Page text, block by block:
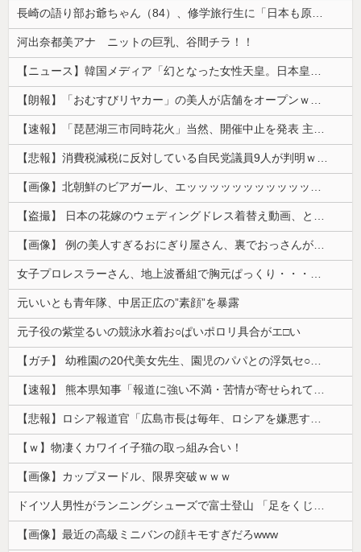
長崎の語り部お爺ちゃん（84）、修学旅行生に「日本も原爆を持たないと負ける」と言われびっくり！ 被団協代表（85）も中学生に「核を持たないで日本...
河出奈都美アナ ニットの巨乳、谷間チラ！！
【ニュース】韓国メディア「幻となった女性天皇。日本皇族に韓半島の男の血が入る可能性がゼロに・・・」
【朗報】「おむすびリヤカー」の美人が店舗をオープンｗｗｗｗｗｗｗｗｗｗｗｗ
【速報】「琵琶湖三市同時花火」当然、開催中止を発表 主催「今後案内するので個別返信できません」返金明言なく今後ご案内で終わる
【悲報】消費税減税に反対している自民党議員9人が判明ｗｗｗｗｗｗ
【画像】北朝鮮のビアガール、エッッッッッッッッッッッッッッッッッ！
【盗撮】 日本の花嫁のウェディングドレス着替え動画、とんでもない神乳だと海外で話題に
【画像】 例の美人すぎるおにぎり屋さん、裏でおっさんが握っていたｗｗｗｗｗｗｗｗｗｗｗｗｗｗｗｗｗ
女子プロレスラーさん、地上波番組で胸元ぱっくり・・・（※画像あり）
元いいとも青年隊、中居正広の”素顔”を暴露
元子役の紫堂るいの競泳水着お○ぱいポロリ具合がエ□い
【ガチ】 幼稚園の20代美女先生、園児のパパとの浮気セ○クス動画が流出して終わる
【速報】 熊本県知事「報道に強い不満・苦情が寄せられている」→TBSの報道特集がまさにそれな件
【悲報】ロシア報道官「広島市長は毎年、ロシアを嫌悪する『偽りの呪文』を繰り返し、日本人をゾンビ化させている」と主張
【ｗ】物凄くカワイイ子猫の取っ組み合い！
【画像】カップヌードル、限界突破ｗｗｗ
ドイツ人男性がランニングシューズで富士登山 「足をくじいて動けない」
【画像】最近の高級ミニバンの顔キモすぎだろwww